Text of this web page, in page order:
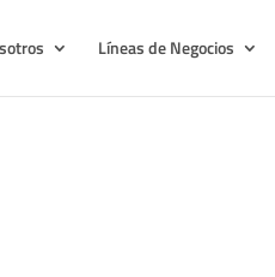
Líneas de Negocios